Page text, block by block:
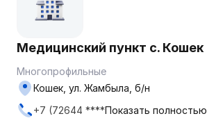
Медицинский пункт с. Кошек
Многопрофильные
Кошек, ул. Жамбыла, б/н
+7 (72644 ****Показать полностью